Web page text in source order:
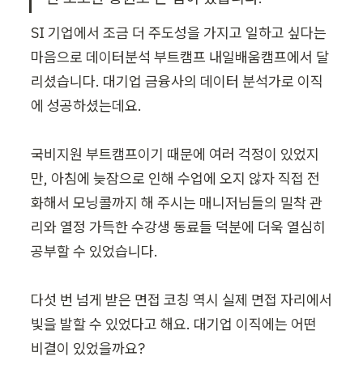
SI 기업에서 조금 더 주도성을 가지고 일하고 싶다는
마음으로 데이터분석 부트캠프 내일배움캠프에서 달
리셨습니다. 대기업 금융사의 데이터 분석가로 이직
에 성공하셨는데요.
국비지원 부트캠프이기 때문에 여러 걱정이 있었지
만, 아침에 늦잠으로 인해 수업에 오지 않자 직접 전
화해서 모닝콜까지 해 주시는 매니저님들의 밀착 관
리와 열정 가득한 수강생 동료들 덕분에 더욱 열심히
공부할 수 있었습니다.
다섯 번 넘게 받은 면접 코칭 역시 실제 면접 자리에서
빛을 발할 수 있었다고 해요. 대기업 이직에는 어떤
비결이 있었을까요?